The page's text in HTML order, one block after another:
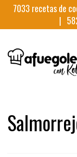
7033 recetas de
|